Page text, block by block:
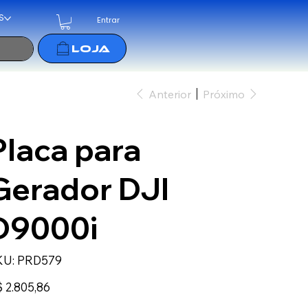
Entrar
Anterior Próximo
para
DJI
SKU
PRD579
PRD579
2.805,86